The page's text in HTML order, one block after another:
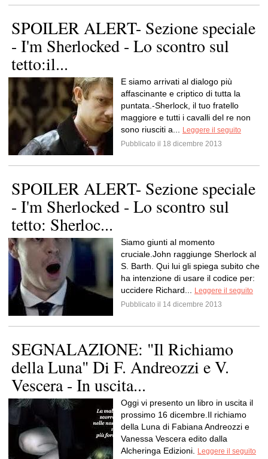
SPOILER ALERT- Sezione speciale
- I'm Sherlocked - Lo scontro sul
tetto:il...
E siamo arrivati al dialogo più
affascinante e criptico di tutta la
puntata.-Sherlock, il tuo fratello
maggiore e tutti i cavalli del re non
sono riusciti a...
Leggere il seguito
Pubblicato il 18 dicembre 2013
SPOILER ALERT- Sezione speciale
- I'm Sherlocked - Lo scontro sul
tetto: Sherloc...
Siamo giunti al momento
cruciale.John raggiunge Sherlock al
S. Barth. Qui lui gli spiega subito che
ha intenzione di usare il codice per:
uccidere Richard...
Leggere il seguito
Pubblicato il 14 dicembre 2013
SEGNALAZIONE: "Il Richiamo
della Luna" Di F. Andreozzi e V.
Vescera - In uscita...
Oggi vi presento un libro in uscita il
prossimo 16 dicembre.Il richiamo
della Luna di Fabiana Andreozzi e
Vanessa Vescera edito dalla
Alcheringa Edizioni.
Leggere il seguito